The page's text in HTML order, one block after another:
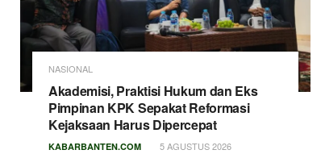
NASIONAL
Akademisi, Praktisi Hukum dan Eks
Pimpinan KPK Sepakat Reformasi
Kejaksaan Harus Dipercepat
KABARBANTEN.COM 5 AGUSTUS 2026